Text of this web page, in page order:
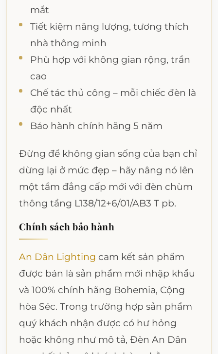
mắt
Tiết kiệm năng lượng, tương thích
nhà thông minh
Phù hợp với không gian rộng, trần
cao
Chế tác thủ công – mỗi chiếc đèn là
độc nhất
Bảo hành chính hãng 5 năm
Đừng để không gian sống của bạn chỉ
dừng lại ở mức đẹp – hãy nâng nó lên
một tầm đẳng cấp mới với đèn chùm
thông tầng L138/12+6/01/AB3 T pb.
Chính sách bảo hành
An Dân Lighting cam kết sản phẩm
được bán là sản phẩm mới nhập khẩu
và 100% chính hãng Bohemia, Cộng
hòa Séc. Trong trường hợp sản phẩm
quý khách nhận được có hư hỏng
hoặc không như mô tả, Đèn An Dân